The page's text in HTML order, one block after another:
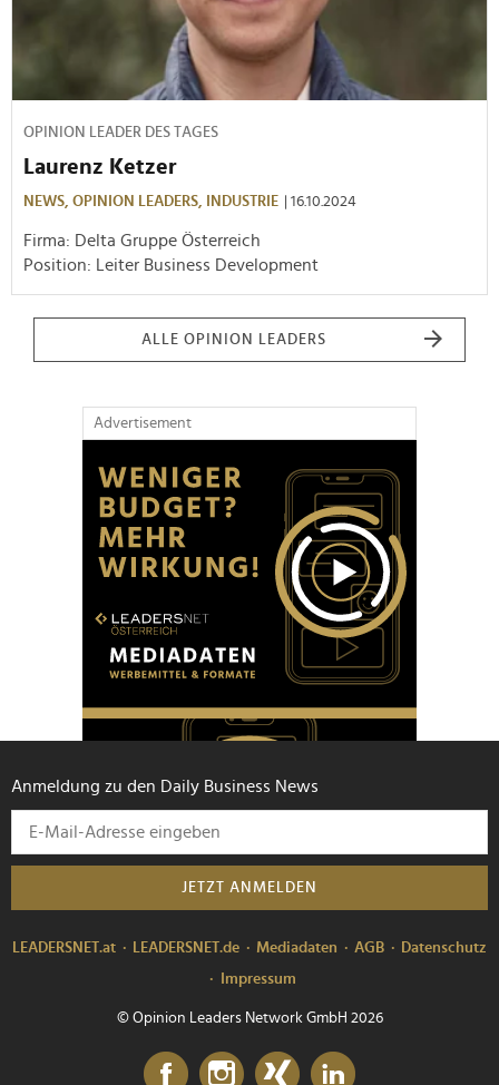
OPINION LEADER DES TAGES
Laurenz Ketzer
NEWS, OPINION LEADERS, INDUSTRIE | 16.10.2024
Firma: Delta Gruppe Österreich
Position: Leiter Business Development
ALLE OPINION LEADERS
Advertisement
Anmeldung zu den Daily Business News
JETZT ANMELDEN
LEADERSNET.at LEADERSNET.de Mediadaten AGB
Datenschutz
Impressum
© Opinion Leaders Network GmbH 2026